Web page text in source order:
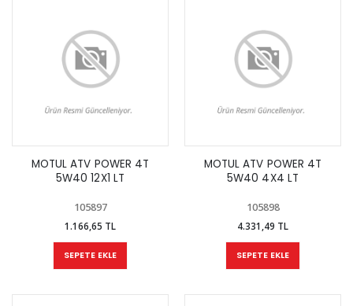
MOTUL ATV POWER 4T
5W40 12X1 LT
105897
1.166,65 TL
SEPETE EKLE
MOTUL ATV POWER 4T
5W40 4X4 LT
105898
4.331,49 TL
SEPETE EKLE